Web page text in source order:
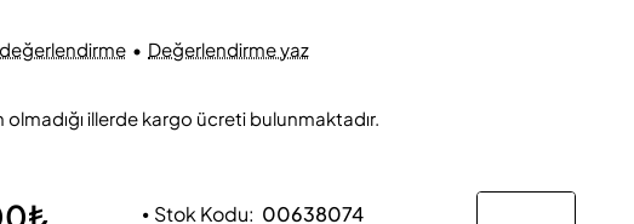
olmadığı illerde kargo ücreti bulunmaktadır.
• Değerlendirme yaz
Stok Kodu: 00638074